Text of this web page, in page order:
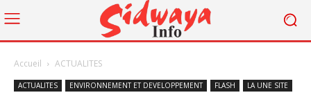
Accueil ACTUALITES
ACTUALITES ENVIRONNEMENT ET DEVELOPPEMENT FLASH LA UNE SITE